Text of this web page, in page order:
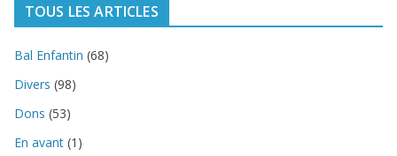
TOUS LES ARTICLES
Bal Enfantin (68)
Divers (98)
Dons (53)
En avant (1)